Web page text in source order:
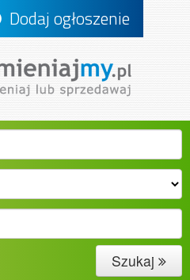
Dodaj ogłoszenie
Szukaj